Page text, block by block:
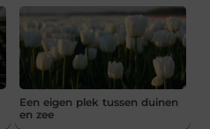
Een eigen plek tussen duinen
en zee